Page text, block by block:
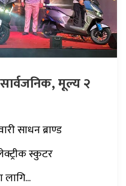
मूल्य २
साधन ब्राण्ड
स्कुटर